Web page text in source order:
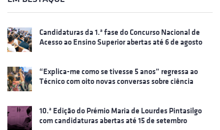
Candidaturas da 1.ª fase do Concurso Nacional de
Acesso ao Ensino Superior abertas até 6 de agosto
“Explica-me como se tivesse 5 anos” regressa ao
Técnico com oito novas conversas sobre ciência
10.ª Edição do Prémio Maria de Lourdes Pintasilgo
com candidaturas abertas até 15 de setembro